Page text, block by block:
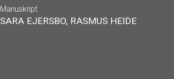
Manuskript
SARA EJERSBO, RASMUS HEIDE